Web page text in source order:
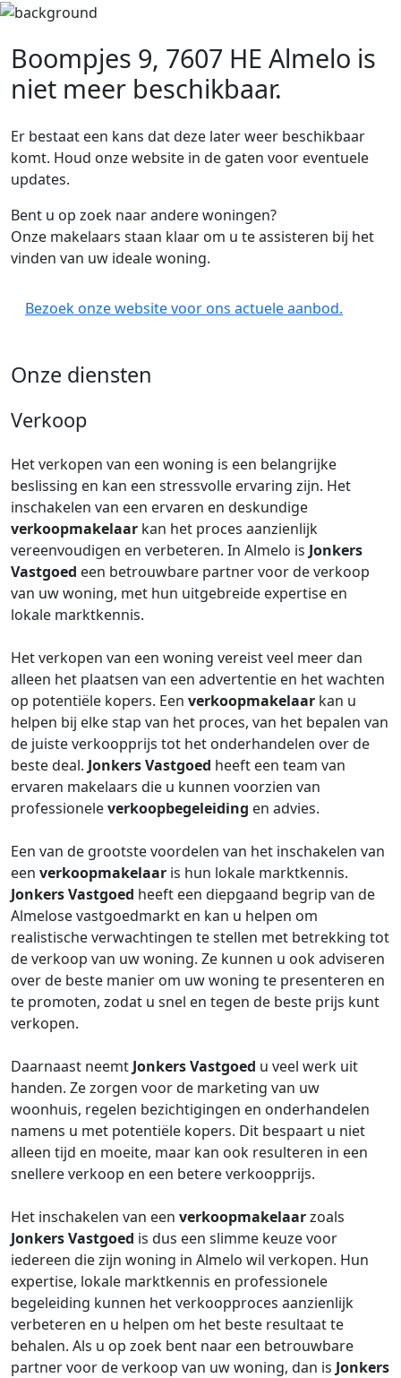
Boompjes 9, 7607 HE Almelo is
niet meer beschikbaar.
Er bestaat een kans dat deze later weer beschikbaar
komt. Houd onze website in de gaten voor eventuele
updates.
Bent u op zoek naar andere woningen?
Onze makelaars staan klaar om u te assisteren bij het
vinden van uw ideale woning.
Bezoek onze website voor ons actuele aanbod.
Onze diensten
Verkoop
Het verkopen van een woning is een belangrijke
beslissing en kan een stressvolle ervaring zijn. Het
inschakelen van een ervaren en deskundige
verkoopmakelaar kan het proces aanzienlijk
vereenvoudigen en verbeteren. In Almelo is Jonkers
Vastgoed een betrouwbare partner voor de verkoop
van uw woning, met hun uitgebreide expertise en
lokale marktkennis.
Het verkopen van een woning vereist veel meer dan
alleen het plaatsen van een advertentie en het wachten
op potentiële kopers. Een verkoopmakelaar kan u
helpen bij elke stap van het proces, van het bepalen van
de juiste verkoopprijs tot het onderhandelen over de
beste deal. Jonkers Vastgoed heeft een team van
ervaren makelaars die u kunnen voorzien van
professioneleverkoopbegeleiding en advies.
Een van de grootste voordelen van het inschakelen van
een verkoopmakelaar is hun lokale marktkennis.
Jonkers Vastgoed heeft een diepgaand begrip van de
Almelose vastgoedmarkt en kan u helpen om
realistische verwachtingen te stellen met betrekking tot
de verkoop van uw woning. Ze kunnen u ook adviseren
over de beste manier om uw woning te presenteren en
te promoten, zodat u snel en tegen de beste prijs kunt
verkopen.
Daarnaast neemt Jonkers Vastgoed u veel werk uit
handen. Ze zorgen voor de marketing van uw
woonhuis, regelen bezichtigingen en onderhandelen
namens u met potentiële kopers. Dit bespaart u niet
alleen tijd en moeite, maar kan ook resulteren in een
snellere verkoop en een betere verkoopprijs.
Het inschakelen van een verkoopmakelaarzoals
Jonkers Vastgoed is dus een slimme keuze voor
iedereen die zijn woning in Almelo wil verkopen. Hun
expertise, lokale marktkennis en professionele
begeleiding kunnen het verkoopproces aanzienlijk
verbeteren en u helpen om het beste resultaat te
behalen. Als u op zoek bent naar een betrouwbare
partner voor de verkoop van uw woning, dan is Jonkers